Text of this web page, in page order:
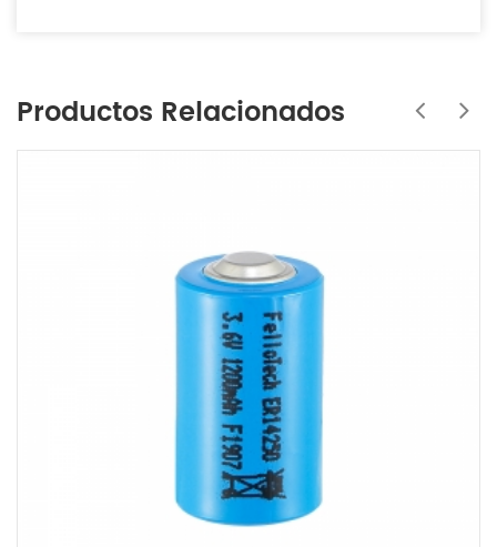
Productos Relacionados